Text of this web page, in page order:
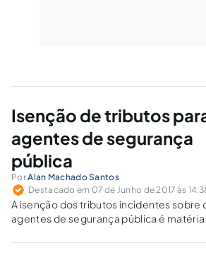
Isenção de tributos
agentes de segurança
pública
PorAlan Machado Santos
Destacado em 07 de Junho de 2017 às
A isenção dos tributos incidentes sobre
agentes de segurança pública é matéria
ordenamento jurídico por meio de lei;